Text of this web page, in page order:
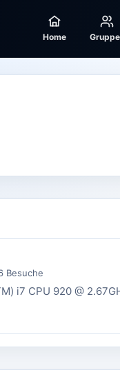
Home
Besuche
i7 CPU 920 @